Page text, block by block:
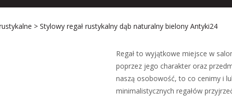
> Stylowy regał rustykalny dąb naturalny bielony Antyki24
Regał to wyjątkowe miejsce w
poprzez jego charakter oraz
naszą osobowość, to co cenimy i
minimalistycznych regałów